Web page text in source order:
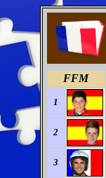
FFM
1
2
3